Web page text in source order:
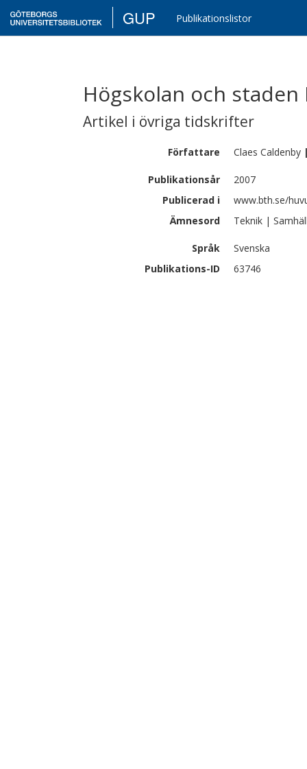
GUP Publikationslistor
Högskolan och staden
Artikel i övriga tidskrifter
Författare Claes Caldenby
Publikationsår
2007
Publicerad i
www.bth.se/
Ämnesord
Teknik |
Språk
Svenska
Publikations-ID
63746